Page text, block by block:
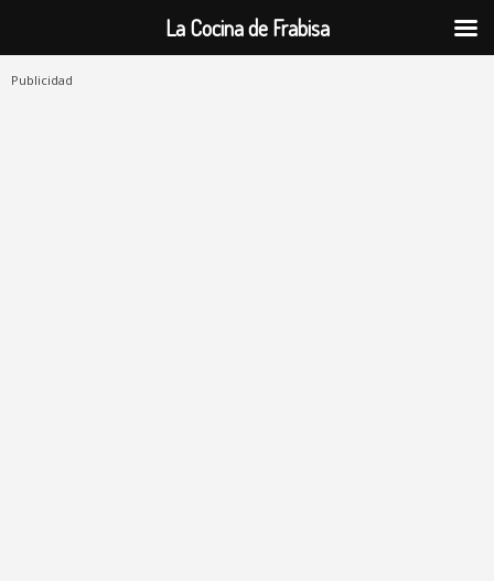
Publicidad
La Cocina de Frabisa